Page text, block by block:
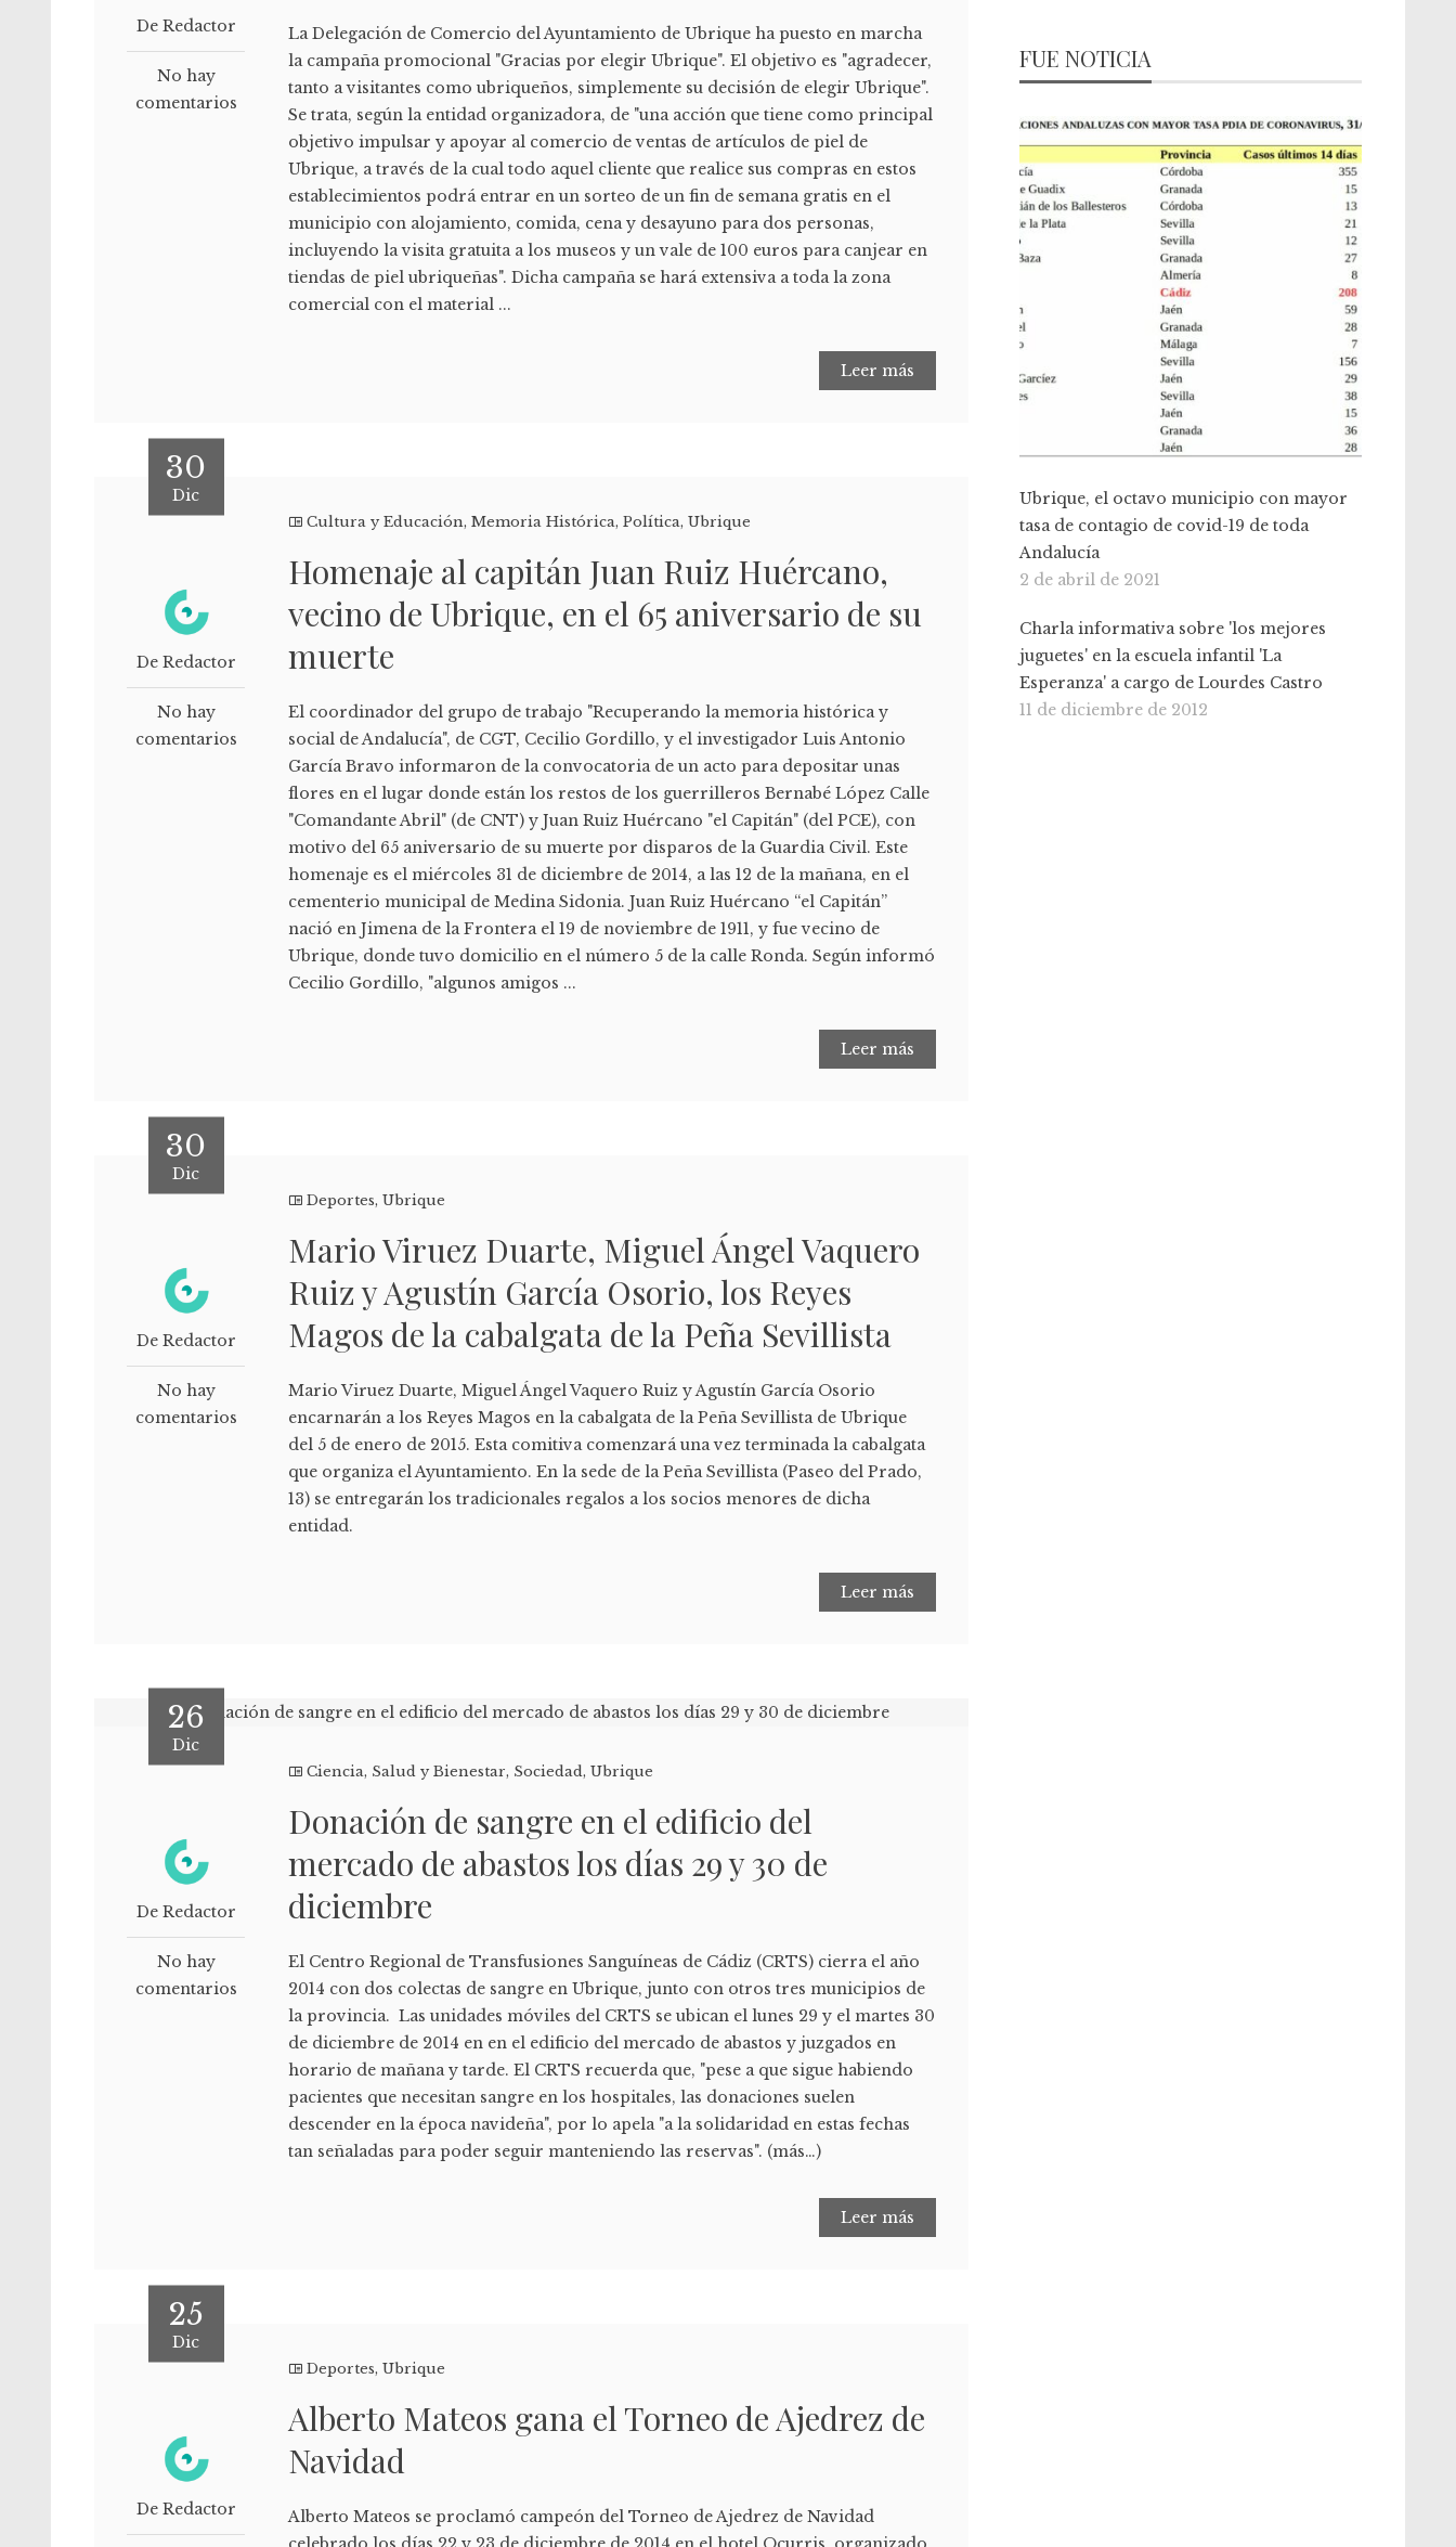
De Redactor
No hay
comentarios
La Delegación de Comercio del Ayuntamiento de Ubrique ha puesto en marcha
la campaña promocional "Gracias por elegir Ubrique". El objetivo es "agradecer,
tanto a visitantes como ubriqueños, simplemente su decisión de elegir Ubrique".
Se trata, según la entidad organizadora, de "una acción que tiene como principal
objetivo impulsar y apoyar al comercio de ventas de artículos de piel de
Ubrique, a través de la cual todo aquel cliente que realice sus compras en estos
establecimientos podrá entrar en un sorteo de un fin de semana gratis en el
municipio con alojamiento, comida, cena y desayuno para dos personas,
incluyendo la visita gratuita a los museos y un vale de 100 euros para canjear en
tiendas de piel ubriqueñas". Dicha campaña se hará extensiva a toda la zona
comercial con el material ...
Leer más
30
Dic
De Redactor
No hay
comentarios
Cultura y Educación,Memoria Histórica,Política,Ubrique
Homenaje al capitán Juan Ruiz Huércano,
vecino de Ubrique, en el 65 aniversario de su
muerte
El coordinador del grupo de trabajo "Recuperando la memoria histórica y
social de Andalucía", de CGT, Cecilio Gordillo, y el investigador Luis Antonio
García Bravo informaron de la convocatoria de un acto para depositar unas
flores en el lugar donde están los restos de los guerrilleros Bernabé López Calle
"Comandante Abril" (de CNT) y Juan Ruiz Huércano "el Capitán" (del PCE), con
motivo del 65 aniversario de su muerte por disparos de la Guardia Civil. Este
homenaje es el miércoles 31 de diciembre de 2014, a las 12 de la mañana, en el
cementerio municipal de Medina Sidonia. Juan Ruiz Huércano “el Capitán”
nació en Jimena de la Frontera el 19 de noviembre de 1911, y fue vecino de
Ubrique, donde tuvo domicilio en el número 5 de la calle Ronda. Según informó
Cecilio Gordillo, "algunos amigos ...
Leer más
30
Dic
De Redactor
No hay
comentarios
Deportes,Ubrique
Mario Viruez Duarte, Miguel Ángel Vaquero
Ruiz y Agustín García Osorio, los Reyes
Magos de la cabalgata de la Peña Sevillista
Mario Viruez Duarte, Miguel Ángel Vaquero Ruiz y Agustín García Osorio
encarnarán a los Reyes Magos en la cabalgata de la Peña Sevillista de Ubrique
del 5 de enero de 2015. Esta comitiva comenzará una vez terminada la cabalgata
que organiza el Ayuntamiento. En la sede de la Peña Sevillista (Paseo del Prado,
13) se entregarán los tradicionales regalos a los socios menores de dicha
entidad.
Leer más
26
Dic
De Redactor
No hay
comentarios
Ciencia, Salud y Bienestar, Sociedad,Ubrique
Donación de sangre en el edificio del
mercado de abastos los días 29 y 30 de
diciembre
El Centro Regional de Transfusiones Sanguíneas de Cádiz (CRTS) cierra el año
2014 con dos colectas de sangre en Ubrique, junto con otros tres municipios de
la provincia. Las unidades móviles del CRTS se ubican el lunes 29 y el martes 30
de diciembre de 2014 en en el edificio del mercado de abastos y juzgados en
horario de mañana y tarde. El CRTS recuerda que, "pese a que sigue habiendo
pacientes que necesitan sangre en los hospitales, las donaciones suelen
descender en la época navideña", por lo apela "a la solidaridad en estas fechas
tan señaladas para poder seguir manteniendo las reservas". (más…)
Leer más
25
Dic
De Redactor
Deportes,Ubrique
Alberto Mateos gana el Torneo de Ajedrez de
Navidad
Alberto Mateos se proclamó campeón del Torneo de Ajedrez de Navidad
FUE NOTICIA
Ubrique, el octavo municipio con mayor
tasa de contagio de covid-19 de toda
Andalucía
2 de abril de 2021
Charla informativa sobre 'los mejores
juguetes' en la escuela infantil 'La
Esperanza' a cargo de Lourdes Castro
11 de diciembre de 2012